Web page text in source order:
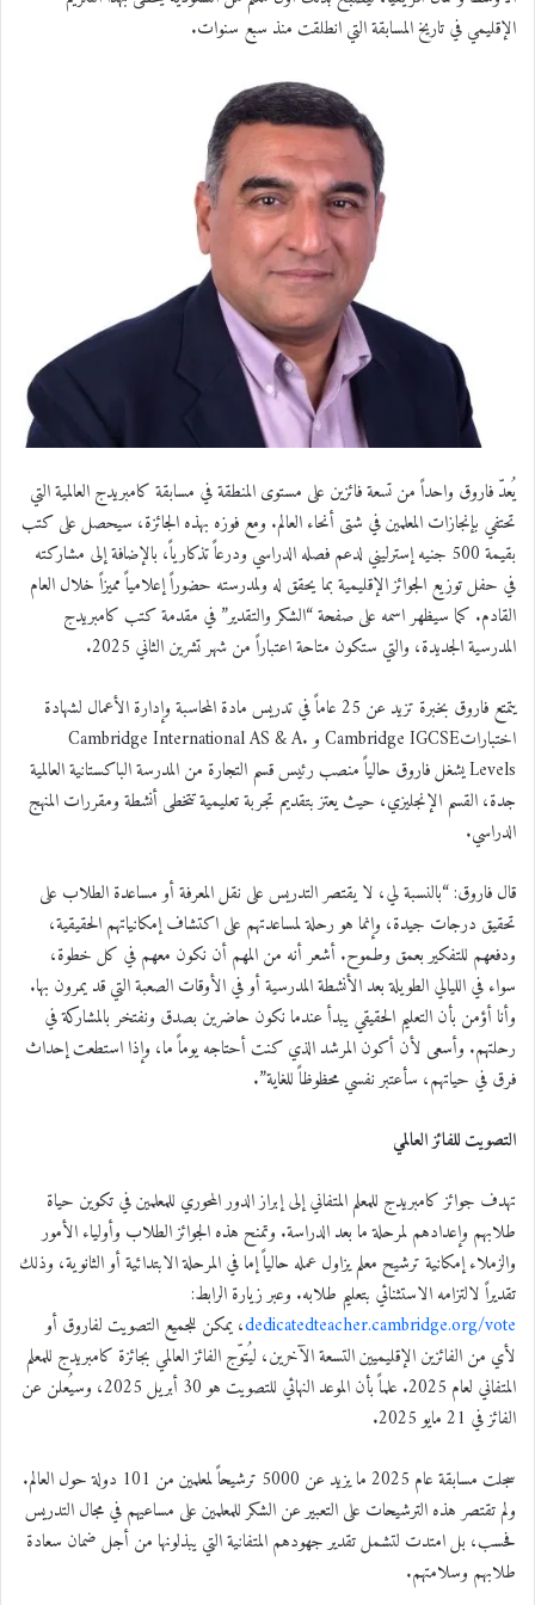
الإقليمي في تاريخ المسابقة التي انطلقت منذ سبع سنوات.
يُعدّ فاروق واحداً من تسعة فائزين على مستوى المنطقة في مسابقة كامبريدج العالمية التي
تحتفي بإنجازات المعلمين في شتى أنحاء العالم. ومع فوزه بهذه الجائزة، سيحصل على كتب
بقيمة 500 جنيه إسترليني لدعم فصله الدراسي ودرعاً تذكارياً، بالإضافة إلى مشاركته
في حفل توزيع الجوائز الإقليمية بما يحقق له ولمدرسته حضوراً إعلامياً مميزاً خلال العام
القادم. كما سيظهر اسمه على صفحة “الشكر والتقدير” في مقدمة كتب كامبريدج
المدرسية الجديدة، والتي ستكون متاحة اعتباراً من شهر تشرين الثاني 2025.
يتمتع فاروق بخبرة تزيد عن 25 عاماً في تدريس مادة المحاسبة وإدارة الأعمال لشهادة
اختباراتCambridge IGCSE و .Cambridge International AS & A
Levels يشغل فاروق حالياً منصب رئيس قسم التجارة من المدرسة الباكستانية العالمية
جدة، القسم الإنجليزي، حيث يعتز بتقديم تجربة تعليمية تتخطى أنشطة ومقررات المنهج
الدراسي.
قال فاروق: “بالنسبة لي، لا يقتصر التدريس على نقل المعرفة أو مساعدة الطلاب على
تحقيق درجات جيدة، وإنما هو رحلة لمساعدتهم على اكتشاف إمكانياتهم الحقيقية،
ودفعهم للتفكير بعمق وطموح. أشعر أنه من المهم أن نكون معهم في كل خطوة،
سواء في الليالي الطويلة بعد الأنشطة المدرسية أو في الأوقات الصعبة التي قد يمرون بها.
وأنا أؤمن بأن التعليم الحقيقي يبدأ عندما نكون حاضرين بصدق ونفتخر بالمشاركة في
رحلتهم. وأسعى لأن أكون المرشد الذي كنت أحتاجه يوماً ما، وإذا استطعت إحداث
فرق في حياتهم، سأعتبر نفسي محظوظاً للغاية”.
التصويت للفائز العالمي
تهدف جوائز كامبريدج للمعلم المتفاني إلى إبراز الدور المحوري للمعلمين في تكوين حياة
طلابهم وإعدادهم لمرحلة ما بعد الدراسة. وتمنح هذه الجوائز الطلاب وأولياء الأمور
والزملاء إمكانية ترشيح معلم يزاول عمله حالياً إما في المرحلة الابتدائية أو الثانوية، وذلك
تقديراً لالتزامه الاستثنائي بتعليم طلابه. وعبر زيارة الرابط:
dedicatedteacher.cambridge.org/vote، يمكن للجميع التصويت لفاروق أو
لأي من الفائزين الإقليميين التسعة الآخرين، ليُتوّج الفائز العالمي بجائزة كامبريدج للمعلم
المتفاني لعام 2025. علماً بأن الموعد النهائي للتصويت هو 30 أبريل 2025، وسيُعلن عن
الفائز في 21 مايو 2025.
سجلت مسابقة عام 2025 ما يزيد عن 5000 ترشيحاً لمعلمين من 101 دولة حول العالم.
ولم تقتصر هذه الترشيحات على التعبير عن الشكر للمعلمين على مساعيهم في مجال التدريس
فحسب، بل امتدت لتشمل تقدير جهودهم المتفانية التي يبذلونها من أجل ضمان سعادة
طلابهم وسلامتهم.